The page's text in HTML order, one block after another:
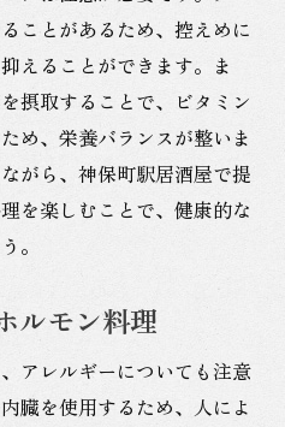
のホルモンの新鮮さを味
のためのホルモン選び
かした料理法
ことがあるため、控えめに
えることができます。ま
摂取することで、ビタミン
め、栄養バランスが整いま
がら、神保町駅居酒屋で提
を楽しむことで、健康的な
。
ルモン料理
アレルギーについても注意
臓を使用するため、人によ